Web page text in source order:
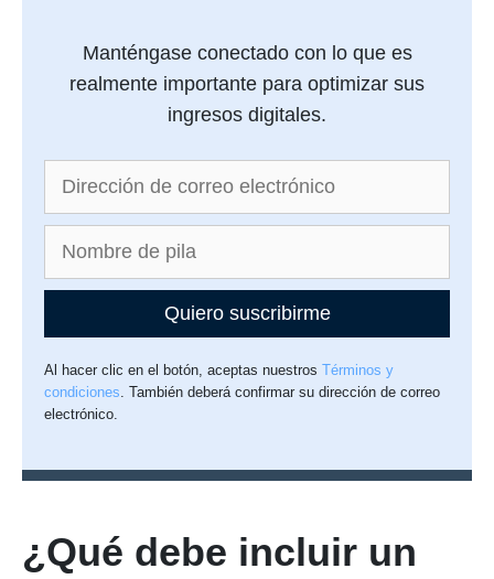
Manténgase conectado con lo que es
realmente importante para optimizar sus
ingresos digitales.
Quiero suscribirme
Al hacer clic en el botón, aceptas nuestrosTérminos y
condiciones. También deberá confirmar su dirección de correo
electrónico.
¿Qué debe incluir un